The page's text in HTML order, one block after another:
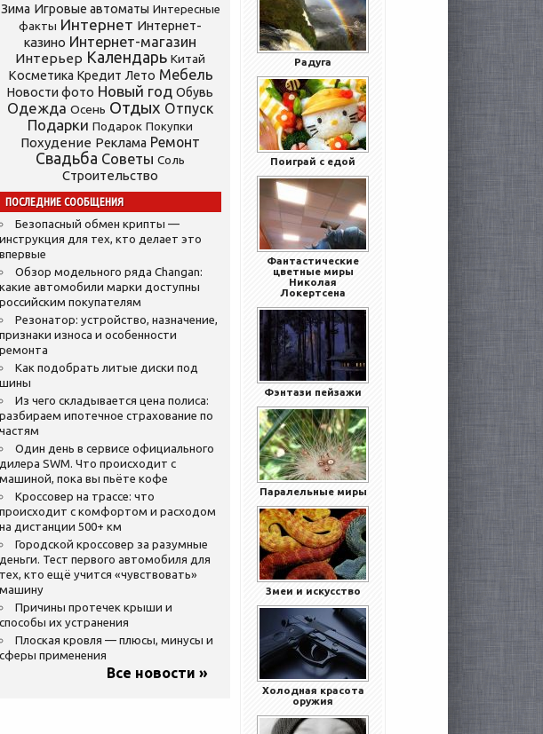
Зима Игровые автоматы Интересные
факты Интернет Интернет-
казино Интернет-магазин
Интерьер Календарь Китай
Косметика Кредит Лето Мебель
Новости фото Новый год Обувь
Одежда Осень Отдых Отпуск
Подарки Подарок Покупки
Похудение Реклама Ремонт
Свадьба Советы Соль
Строительство
ПОСЛЕДНИЕ СООБЩЕНИЯ
Безопасный обмен крипты —
инструкция для тех, кто делает это
впервые
Обзор модельного ряда Changan:
какие автомобили марки доступны
российским покупателям
Резонатор: устройство, назначение,
признаки износа и особенности
ремонта
Как подобрать литые диски под
шины
Из чего складывается цена полиса:
разбираем ипотечное страхование по
частям
Один день в сервисе официального
дилера SWM. Что происходит с
машиной, пока вы пьёте кофе
Кроссовер на трассе: что
происходит с комфортом и расходом
на дистанции 500+ км
Городской кроссовер за разумные
деньги. Тест первого автомобиля для
тех, кто ещё учится «чувствовать»
машину
Причины протечек крыши и
способы их устранения
Плоская кровля — плюсы, минусы и
сферы применения
Все новости »
Радуга
Поиграй с едой
Фантастические
цветные миры
Николая
Локертсена
Фэнтази пейзажи
Паралельные миры
Змеи и искусство
Холодная красота
оружия